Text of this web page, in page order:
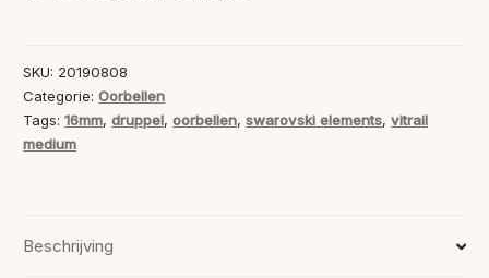
16mm
aantal
SKU: 20190808
Categorie:Oorbellen
Tags:16mm,druppel,oorbellen,swarovski elements,vitrail
medium
Beschrijving